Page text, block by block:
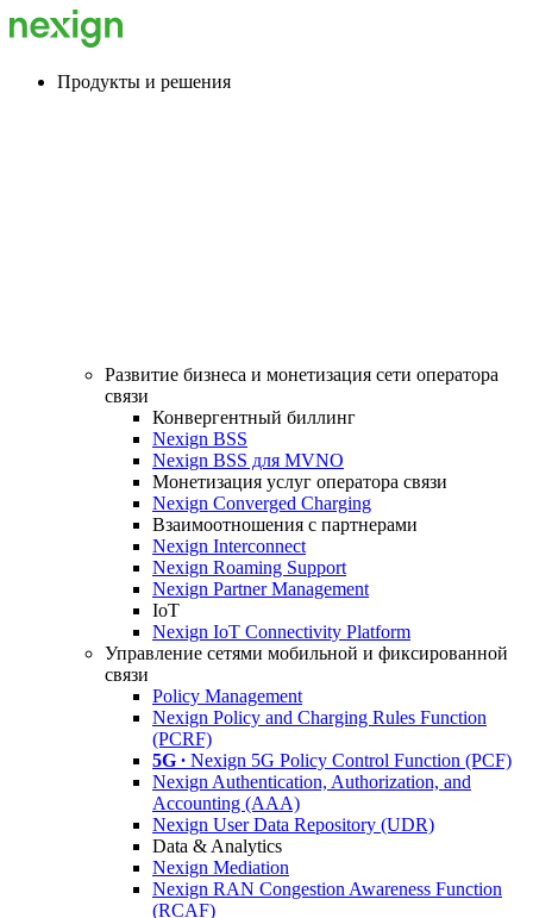
Продукты и решения
Развитие бизнеса и монетизация сети оператора
связи
Конвергентный биллинг
Nexign BSS
Nexign BSS для MVNO
Монетизация услуг оператора связи
Nexign Converged Charging
Взаимоотношения с партнерами
Nexign Interconnect
Nexign Roaming Support
Nexign Partner Management
IoT
Nexign IoT Connectivity Platform
Управление сетями мобильной и фиксированной
связи
Policy Management
Nexign Policy and Charging Rules Function
(PCRF)
5G ∙ Nexign 5G Policy Control Function (PCF)
Nexign Authentication, Authorization, and
Accounting (AAA)
Nexign User Data Repository (UDR)
Data & Analytics
Nexign Mediation
Nexign RAN Congestion Awareness Function
(RCAF)